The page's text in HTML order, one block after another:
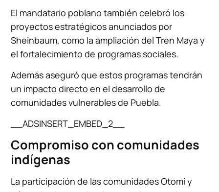
El mandatario poblano también celebró los
proyectos estratégicos anunciados por
Sheinbaum, como la ampliación del Tren Maya y
el fortalecimiento de programas sociales.
Además aseguró que estos programas tendrán
un impacto directo en el desarrollo de
comunidades vulnerables de Puebla.
__ADSINSERT_EMBED_2__
Compromiso con comunidades
indígenas
La participación de las comunidades Otomí y